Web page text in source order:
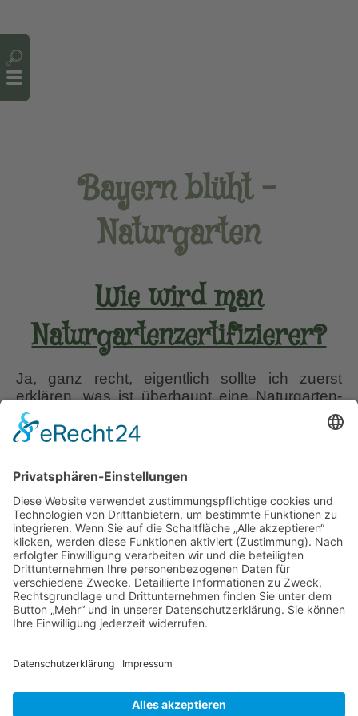
Bayern blüht –
Naturgarten
Wie wird man
Naturgartenzertifizierer?
Ja, ganz recht, eigentlich sollte ich zuerst
erklären, was ist überhaupt eine Naturgarten-
Zertifizierung? Welche Kriterien muss ein
Garten erfüllen, um für eine Zertifizierung
möchte? Nun, gemach, seit heute habe ich das
Wissen wie es geht und die Unterlagen, was
berücksichtigt werden muss und… Wie
wird
man
Liebe Leser! Ihr könnt euch per E-Mail
informieren lassen, wenn neue Artikel auf
Wurzerlsgarten erscheinen.Folgt dafür einfach
diesem Link und gebt dort eure E-Mailadresse